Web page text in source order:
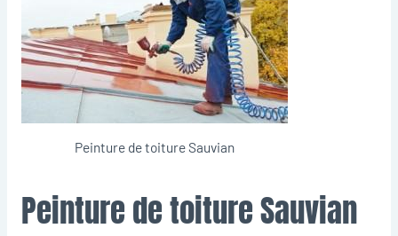
Peinture de toiture Sauvian
Peinture de toiture Sauvian